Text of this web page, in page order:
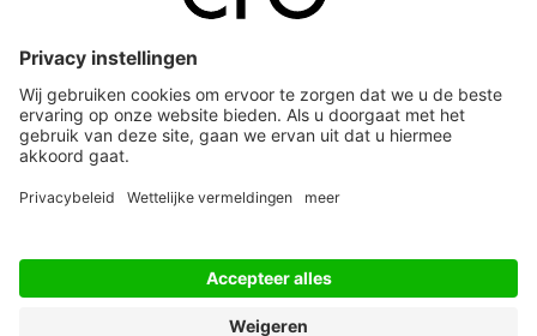
Werken bij ons
Privacy Statement
Algemene Voorwaarden